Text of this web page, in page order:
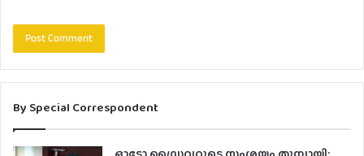
By Special Correspondent